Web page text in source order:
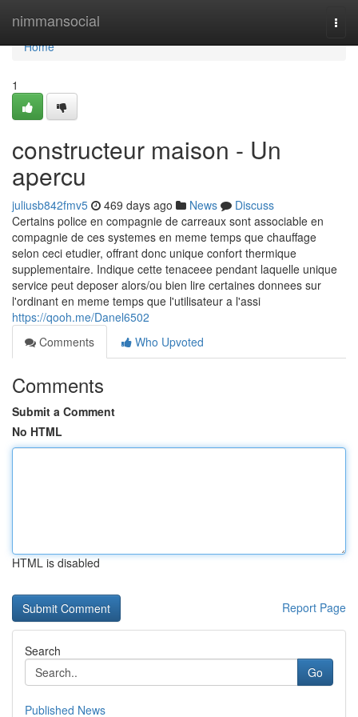
nimmansocial
Home
Home
1
constructeur maison - Un
apercu
juliusb842fmv5 469 days ago News
Discuss
Certains police en compagnie de carreaux sont associable en
compagnie de ces systemes en meme temps que chauffage
selon ceci etudier, offrant donc unique confort thermique
supplementaire. Indique cette tenaceee pendant laquelle unique
service peut deposer alors/ou bien lire certaines donnees sur
l'ordinant en meme temps que l'utilisateur a l'assi
https://qooh.me/Danel6502
Comments
Who Upvoted
Comments
Submit a Comment
No HTML
HTML is disabled
Report Page
Search
Go
Published News